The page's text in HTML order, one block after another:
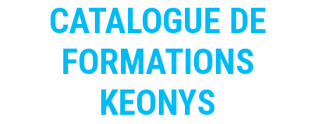
CATALOGUE DE
FORMATIONS
KEONYS